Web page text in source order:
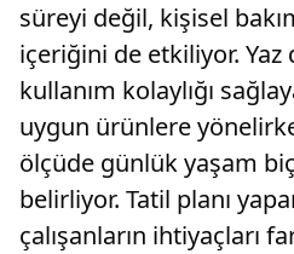
süreyi değil, kişisel
içeriğini de etkiliyor.
kullanım kolaylığı
uygun ürünlere
ölçüde günlük yaşam
belirliyor. Tatil planı
çalışanların ihtiyaçları